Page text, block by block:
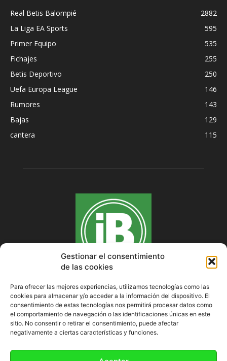
Gestionar el consentimiento
de las cookies
Para ofrecer las mejores experiencias, utilizamos tecnologías como las
cookies para almacenar y/o acceder a la información del dispositivo. El
consentimiento de estas tecnologías nos permitirá procesar datos como
el comportamiento de navegación o las identificaciones únicas en este
sitio. No consentir o retirar el consentimiento, puede afectar
negativamente a ciertas características y funciones.
Real Betis Balompié
2882
La Liga EA Sports
595
Primer Equipo
535
Fichajes
255
Betis Deportivo
250
Uefa Europa League
146
Rumores
143
Bajas
129
cantera
115
SOBRE NOSOTROS